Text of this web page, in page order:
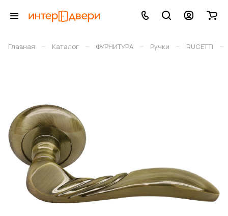
Главная – Каталог – ФУРНИТУРА – Ручки – RUCETTI –